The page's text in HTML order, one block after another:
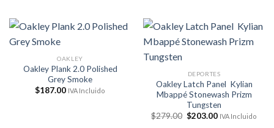
$248.00. $193.00.
OAKLEY
Oakley Plank 2.0 Polished
Grey Smoke
$187.00 IVA Incluido
DEPORTES
Oakley Latch Panel Kylian
Mbappé Stonewash Prizm
Tungsten
$279.00 El
$203.00ElIVA Incluido